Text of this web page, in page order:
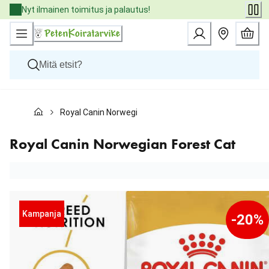
Skip
to
Content
Nyt ilmainen toimitus ja palautus!
Kissat
Eläinlääkäriruoat
Tuotemerkit
Royal Canin Norwegian Forest Cat
Royal Canin Norwegian Forest Cat
Kampanja -20%